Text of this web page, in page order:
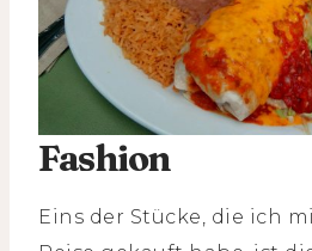
Fashion
Eins der Stücke, die ich